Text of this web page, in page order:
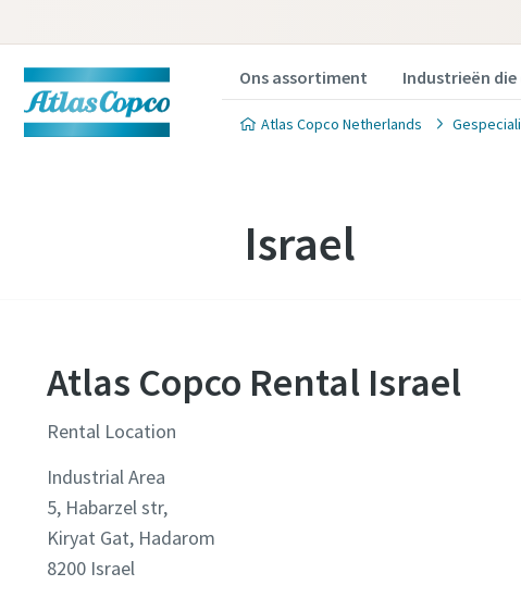
Ons assortiment Industrieën
Atlas Copco Netherlands
Israel
Atlas Copco Rental Israel
Rental Location
Industrial Area
5, Habarzel str,
Kiryat Gat, Hadarom
8200 Israel